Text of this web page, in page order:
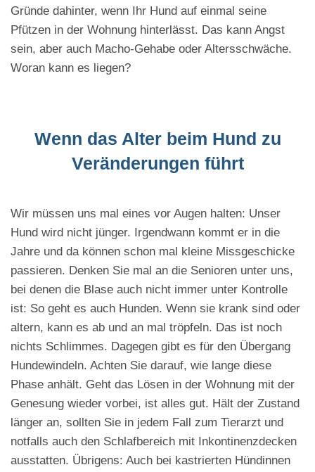
Gründe dahinter, wenn Ihr Hund auf einmal seine
Pfützen in der Wohnung hinterlässt. Das kann Angst
sein, aber auch Macho-Gehabe oder Altersschwäche.
Woran kann es liegen?
Wenn das Alter beim Hund zu
Veränderungen führt
Wir müssen uns mal eines vor Augen halten: Unser
Hund wird nicht jünger. Irgendwann kommt er in die
Jahre und da können schon mal kleine Missgeschicke
passieren. Denken Sie mal an die Senioren unter uns,
bei denen die Blase auch nicht immer unter Kontrolle
ist: So geht es auch Hunden. Wenn sie krank sind oder
altern, kann es ab und an mal tröpfeln. Das ist noch
nichts Schlimmes. Dagegen gibt es für den Übergang
Hundewindeln. Achten Sie darauf, wie lange diese
Phase anhält. Geht das Lösen in der Wohnung mit der
Genesung wieder vorbei, ist alles gut. Hält der Zustand
länger an, sollten Sie in jedem Fall zum Tierarzt und
notfalls auch den Schlafbereich mit Inkontinenzdecken
ausstatten. Übrigens: Auch bei kastrierten Hündinnen